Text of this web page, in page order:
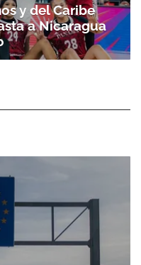
y del Caribe
a Nicaragua